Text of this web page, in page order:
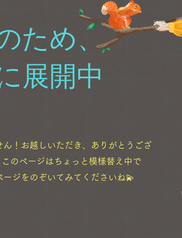
ため、
展開中
ん！お越しいただき、ありがとうござ
のページはちょっと模様替え中で
ージをのぞいてみてくださいね💫